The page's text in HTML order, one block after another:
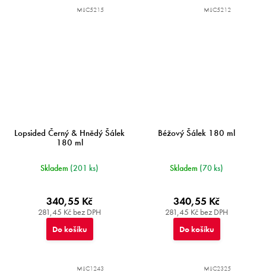
Lopsided Černý & Hnědý Šálek
180 ml
Skladem (201 ks)
281,45 Kč bez DPH
340,55 Kč
Do košíku
MIJC5215
Béžový Šálek 180 ml
Skladem (70 ks)
281,45 Kč bez DPH
340,55 Kč
Do košíku
MIJC5212
MIJC1243 MIJC2325